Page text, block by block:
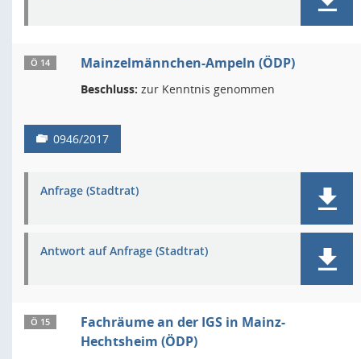
Ö 14 Mainzelmännchen-Ampeln (ÖDP)
Beschluss: zur Kenntnis genommen
0946/2017
Anfrage (Stadtrat)
Antwort auf Anfrage (Stadtrat)
Ö 15
Fachräume an der IGS in Mainz-
Hechtsheim (ÖDP)